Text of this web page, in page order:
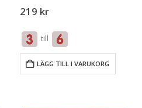
som Ethel eller listig som
omtänksam. En dag skickar
kungen ut…
219 kr
till
LÄGG TILL I VARUKORG